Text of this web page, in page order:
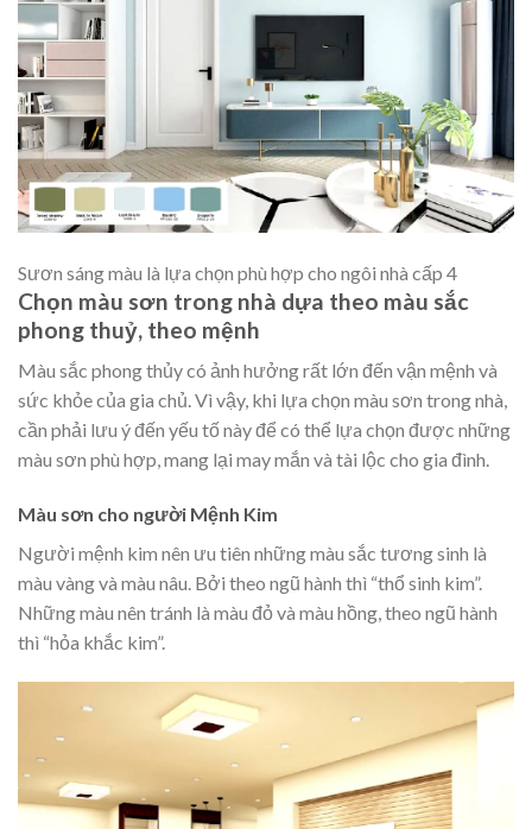
Sươn sáng màu là lựa chọn phù hợp cho ngôi nhà cấp 4
Chọn màu sơn trong nhà dựa theo màu sắc
phong thuỷ, theo mệnh
Màu sắc phong thủy có ảnh hưởng rất lớn đến vận mệnh và
sức khỏe của gia chủ. Vì vậy, khi lựa chọn màu sơn trong nhà,
cần phải lưu ý đến yếu tố này để có thể lựa chọn được những
màu sơn phù hợp, mang lại may mắn và tài lộc cho gia đình.
Màu sơn cho người Mệnh Kim
Người mệnh kim nên ưu tiên những màu sắc tương sinh là
màu vàng và màu nâu. Bởi theo ngũ hành thì “thổ sinh kim”.
Những màu nên tránh là màu đỏ và màu hồng, theo ngũ hành
thì “hỏa khắc kim”.